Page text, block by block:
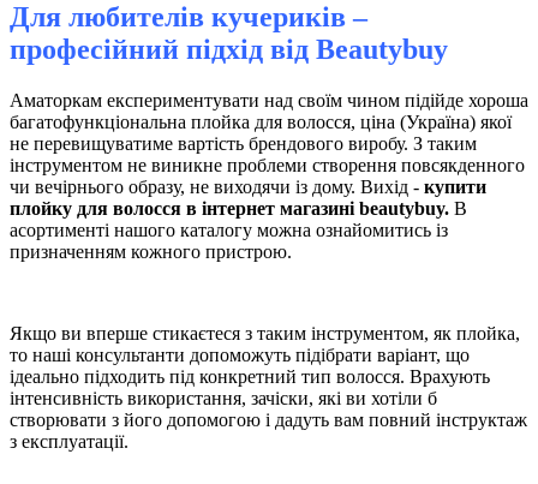
Для любителів кучериків –
професійний підхід від Вeautybuy
Аматоркам експериментувати над своїм чином підійде хороша
багатофункціональна плойка для волосся, ціна (Україна) якої
не перевищуватиме вартість брендового виробу. З таким
інструментом не виникне проблеми створення повсякденного
чи вечірнього образу, не виходячи із дому. Вихід - купити
плойку для волосся в інтернет магазині beautybuy. В
асортименті нашого каталогу можна ознайомитись із
призначенням кожного пристрою.
Якщо ви вперше стикаєтеся з таким інструментом, як плойка,
то наші консультанти допоможуть підібрати варіант, що
ідеально підходить під конкретний тип волосся. Врахують
інтенсивність використання, зачіски, які ви хотіли б
створювати з його допомогою і дадуть вам повний інструктаж
з експлуатації.